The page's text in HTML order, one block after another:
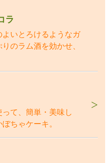
ラ
いとろけるようなガ
のラム酒を効かせ、
て、簡単・美味し
ちゃケーキ。